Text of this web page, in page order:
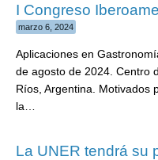
I Congreso
marzo 6, 2024
Aplicaciones en
de agosto de 2024. Centro
Ríos, Argentina. Motivados
la…
La UNER tendrá su